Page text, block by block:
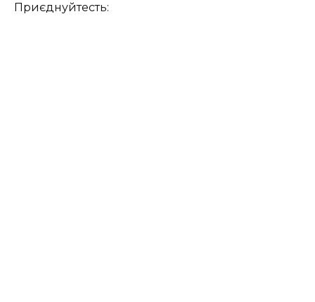
Приєднуйтесть: